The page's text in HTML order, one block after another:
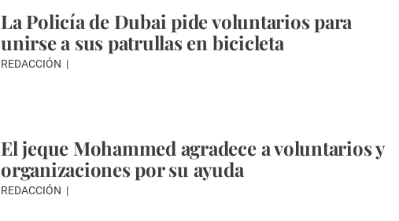
La Policía de Dubai pide voluntarios para
unirse a sus patrullas en bicicleta
REDACCIÓN
El jeque Mohammed agradece a voluntarios y
organizaciones por su ayuda
REDACCIÓN